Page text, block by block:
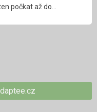
počkat až do…